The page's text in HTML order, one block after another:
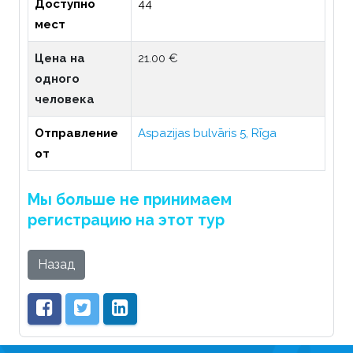
Доступно
мест
44
Цена на
одного
человека
21.00 €
Отправление
от
Aspazijas bulvāris 5, Rīga
Мы больше не принимаем
регистрацию на этот тур
Назад